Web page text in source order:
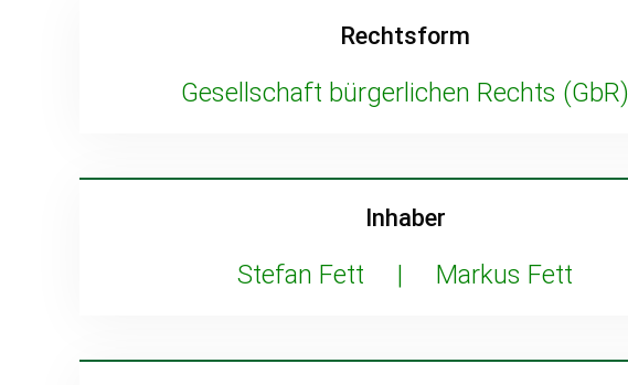
Rechtsform
Gesellschaft bürgerlichen Rechts (GbR)
Inhaber
Stefan Fett | Markus Fett